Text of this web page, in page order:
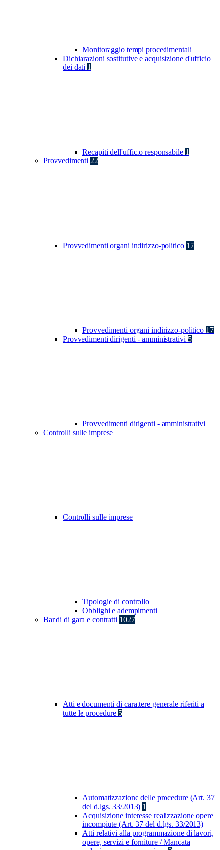
Monitoraggio tempi procedimentali
Dichiarazioni sostitutive e acquisizione d'ufficio
dei dati 1
Recapiti dell'ufficio responsabile 1
Provvedimenti 22
Provvedimenti organi indirizzo-politico 17
Provvedimenti organi indirizzo-politico 17
Provvedimenti dirigenti - amministrativi 5
Provvedimenti dirigenti - amministrativi
Controlli sulle imprese
Controlli sulle imprese
Tipologie di controllo
Obblighi e adempimenti
Bandi di gara e contratti 1027
Atti e documenti di carattere generale riferiti a
tutte le procedure 5
Automatizzazione delle procedure (Art. 37
del d.lgs. 33/2013) 1
Acquisizione interesse realizzazione opere
incompiute (Art. 37 del d.lgs. 33/2013)
Atti relativi alla programmazione di lavori,
opere, servizi e forniture / Mancata